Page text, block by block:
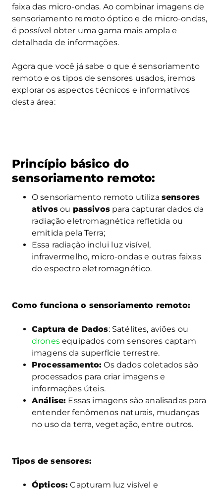
faixa das micro-ondas. Ao combinar imagens de
sensoriamento remoto óptico e de micro-ondas,
é possível obter uma gama mais ampla e
detalhada de informações.
Agora que você já sabe o que é sensoriamento
remoto e os tipos de sensores usados, iremos
explorar os aspectos técnicos e informativos
desta área:
Princípio básico do
sensoriamento remoto:
O sensoriamento remoto utiliza sensores
ativosou passivospara capturar dados da
radiação eletromagnética refletida ou
emitida pela Terra;
Essa radiação inclui luz visível,
infravermelho, micro-ondas e outras faixas
do espectro eletromagnético.
Como funciona o sensoriamento remoto:
Captura de Dados: Satélites, aviões ou
dronesequipados com sensores captam
imagens da superfície terrestre.
Processamento: Os dados coletados são
processados para criar imagens e
informações úteis.
Análise: Essas imagens são analisadas para
entender fenômenos naturais, mudanças
no uso da terra, vegetação, entre outros.
Tipos de sensores:
Ópticos: Capturam luz visível e